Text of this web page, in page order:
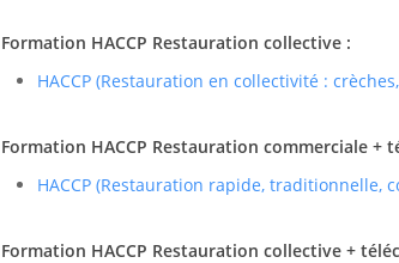
Formation HACCP Restauration collective :
HACCP (Restauration en collectivité :
Formation HACCP Restauration commerciale +
HACCP (Restauration rapide, traditionnelle,
Formation HACCP Restauration collective +